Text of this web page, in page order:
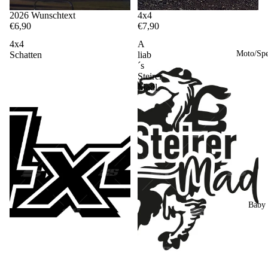
Moto/
Baby
2026 Wunschtext
€6,90
4x4
€7,90
4x4
Schatten
A
liab
´s
Steirer
Madl